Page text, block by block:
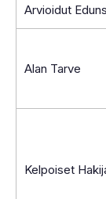
Arvioidut
Alan Tarve
Kelpoiset